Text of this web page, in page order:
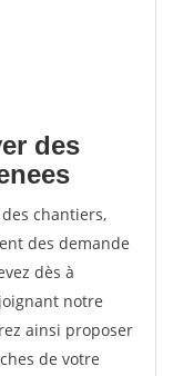
des
chantiers,
des demande
dès à
notre
ainsi proposer
de votre